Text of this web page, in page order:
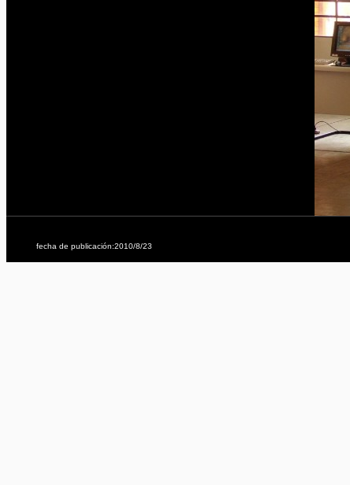
fecha de publicación:2010/8/23